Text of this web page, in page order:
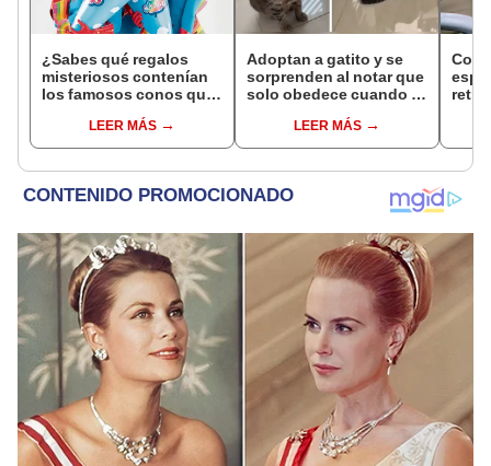
¿Sabes qué regalos
misteriosos contenían
los famosos conos que
LEER MÁS
Adoptan a gatito y se
sorprenden al notar que
solo obedece cuando le
LEER MÁS